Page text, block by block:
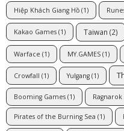
Hiệp Khách Giang Hồ (1)
Kakao Games (1) Taiwan (2)
Warface (1) MY.GAMES (1)
Crowfall (1) Yulgang (1)
Booming Games (1)
Pirates of the Burning Sea (1)